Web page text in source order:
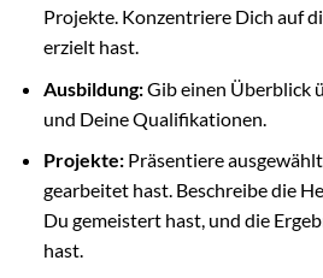
Projekte. Konzentriere Dich auf
erzielt hast.
Ausbildung:Gib einen Überblick
und Deine Qualifikationen.
Projekte:Präsentiere
gearbeitet hast. Beschreibe die
Du gemeistert hast, und die
hast.